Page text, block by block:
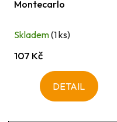
Montecarlo
Skladem(1 ks)
107 Kč
DETAIL